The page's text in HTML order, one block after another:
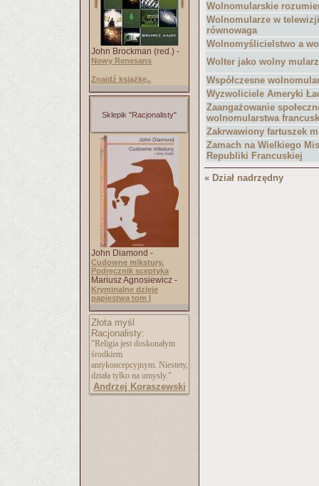
John Brockman (red.) -
Nowy Renesans
Znajdź książkę..
Sklepik "Racjonalisty"
John Diamond -
Cudowne mikstury.
Podręcznik sceptyka
Mariusz Agnosiewicz -
Kryminalne dzieje
papiestwa tom I
Złota myśl
Racjonalisty:
"Religia jest doskonałym
środkiem
antykoncepcyjnym. Niestety,
działa tylko na umysły."
Andrzej Koraszewski
Wolnomularskie
Wolnomularze w
równowaga
Wolnomyślicielstwo a
Wolter jako wolny mularz
Współczesne
Wyzwoliciele Ameryki
Zaangażowanie
wolnomularstwa
Zakrwawiony fartuszek
Zamach na Wielkiego
Republiki Francuskiej
« Dział nadrzędny